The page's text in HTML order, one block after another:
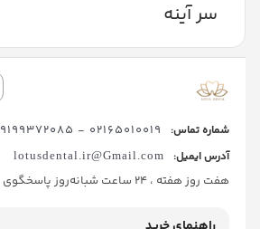
سر آینه
شماره تماس: 02165010019 - 09199372085 - 09122729830
آدرس ایمیل: lotusdental.ir@Gmail.com
هفت روز هفته ، 24 ساعت شبانه‌روز پاسخگوی شما هستیم.